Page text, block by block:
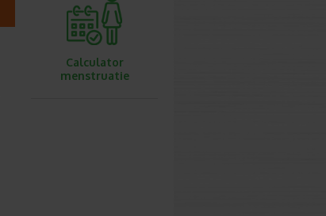
Calculator
menstruatie